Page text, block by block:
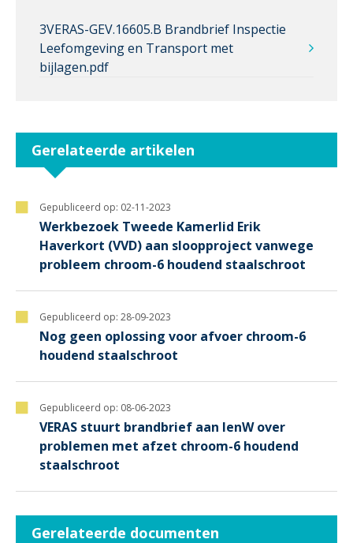
3VERAS-GEV.16605.B Brandbrief Inspectie
Leefomgeving en Transport met
bijlagen.pdf
Gerelateerde artikelen
Gepubliceerd op: 02-11-2023
Werkbezoek Tweede Kamerlid Erik
Haverkort (VVD) aan sloopproject vanwege
probleem chroom-6 houdend staalschroot
Gepubliceerd op: 28-09-2023
Nog geen oplossing voor afvoer chroom-6
houdend staalschroot
Gepubliceerd op: 08-06-2023
VERAS stuurt brandbrief aan IenW over
problemen met afzet chroom-6 houdend
staalschroot
Gerelateerde documenten